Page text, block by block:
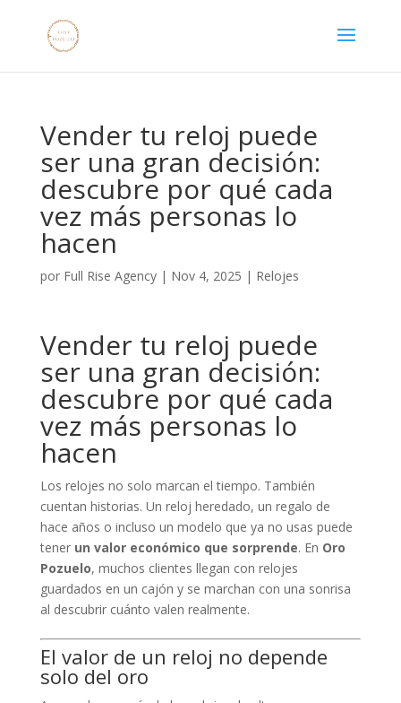
Vender tu reloj puede
ser una gran decisión:
descubre por qué cada
vez más personas lo
hacen
por Full Rise Agency| Nov 4, 2025 | Relojes
Vender tu reloj puede
ser una gran decisión:
descubre por qué cada
vez más personas lo
hacen
Los relojes no solo marcan el tiempo. También
cuentan historias. Un reloj heredado, un regalo de
hace años o incluso un modelo que ya no usas puede
tener un valor económico que sorprende. En Oro
Pozuelo, muchos clientes llegan con relojes
guardados en un cajón y se marchan con una sonrisa
al descubrir cuánto valen realmente.
El valor de un reloj no depende
solo del oro